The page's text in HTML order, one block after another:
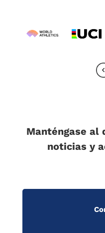
Manténgase al
noticias y